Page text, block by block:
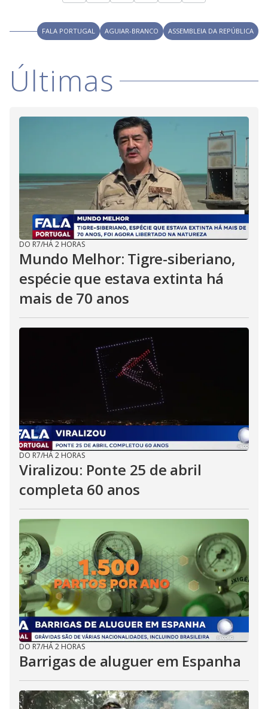
FALA PORTUGAL AGUIAR-BRANCO ASSEMBLEIA DA REPÚBLICA
Últimas
DO R7/HÁ 2 HORAS
Mundo Melhor: Tigre-siberiano,
espécie que estava extinta há
mais de 70 anos
DO R7/HÁ 2 HORAS
Viralizou: Ponte 25 de abril
completa 60 anos
DO R7/HÁ 2 HORAS
Barrigas de aluguer em Espanha